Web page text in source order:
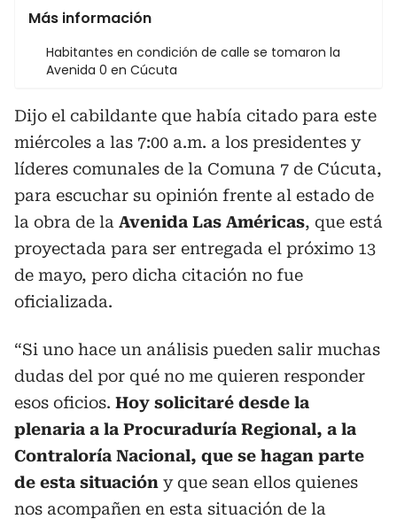
Más información
Habitantes en condición de calle se tomaron la
Avenida 0 en Cúcuta
Dijo el cabildante que había citado para este
miércoles a las 7:00 a.m. a los presidentes y
líderes comunales de la Comuna 7 de Cúcuta,
para escuchar su opinión frente al estado de
la obra de la Avenida Las Américas, que está
proyectada para ser entregada el próximo 13
de mayo, pero dicha citación no fue
oficializada.
“Si uno hace un análisis pueden salir muchas
dudas del por qué no me quieren responder
esos oficios. Hoy solicitaré desde la
plenaria a la Procuraduría Regional, a la
Contraloría Nacional, que se hagan parte
de esta situación y que sean ellos quienes
nos acompañen en esta situación de la